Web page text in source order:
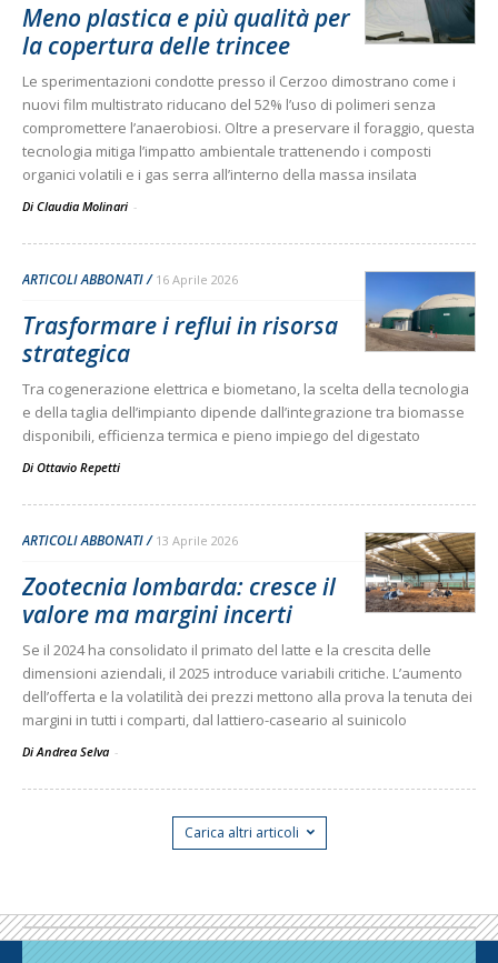
Meno plastica e più qualità per
la copertura delle trincee
Le sperimentazioni condotte presso il Cerzoo dimostrano come i
nuovi film multistrato riducano del 52% l’uso di polimeri senza
compromettere l’anaerobiosi. Oltre a preservare il foraggio, questa
tecnologia mitiga l’impatto ambientale trattenendo i composti
organici volatili e i gas serra all’interno della massa insilata
Di Claudia Molinari -
ARTICOLI ABBONATI 16 Aprile 2026
Trasformare i reflui in risorsa
strategica
Tra cogenerazione elettrica e biometano, la scelta della tecnologia
e della taglia dell’impianto dipende dall’integrazione tra biomasse
disponibili, efficienza termica e pieno impiego del digestato
Di Ottavio Repetti
ARTICOLI ABBONATI 13 Aprile 2026
Zootecnia lombarda: cresce il
valore ma margini incerti
Se il 2024 ha consolidato il primato del latte e la crescita delle
dimensioni aziendali, il 2025 introduce variabili critiche. L’aumento
dell’offerta e la volatilità dei prezzi mettono alla prova la tenuta dei
margini in tutti i comparti, dal lattiero-caseario al suinicolo
Di Andrea Selva -
Carica altri articoli